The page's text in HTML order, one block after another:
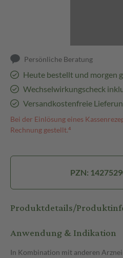
Persönliche Beratung
Heute bestellt und morgen
Wechselwirkungscheck
Versandkostenfreie
Bei der Einlösung eines
Rechnung gestellt.⁴
PZN:
Produktdetails/
Anwendung & Indikation
In Kombination mit anderen